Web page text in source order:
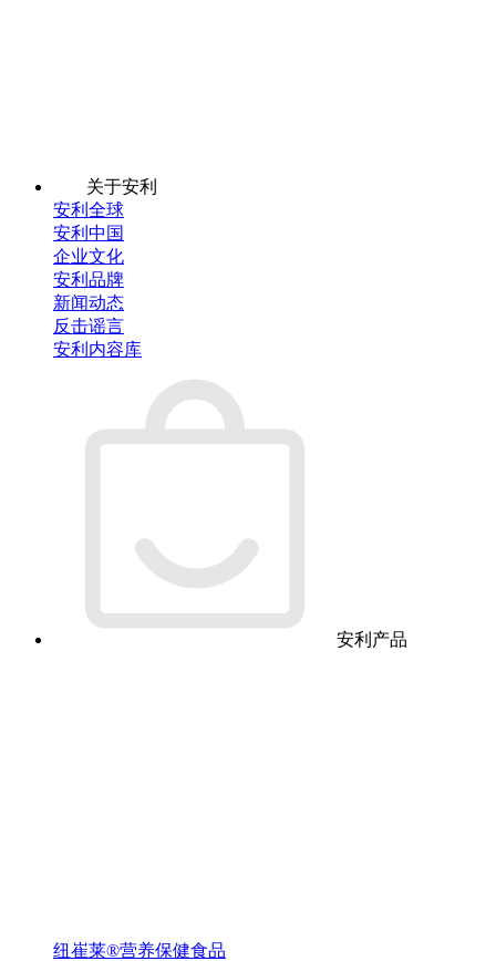
关于安利
安利全球
安利中国
企业文化
安利品牌
新闻动态
反击谣言
安利内容库
安利产品
纽崔莱®营养保健食品